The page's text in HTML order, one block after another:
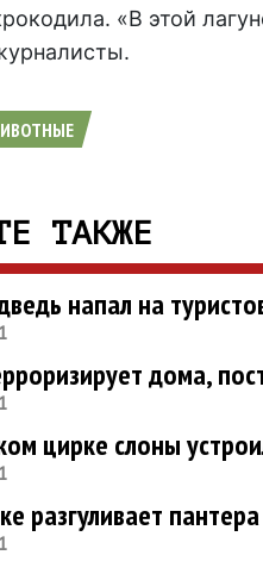
«В этой
ТАКЖЕ
напал на
дома,
цирке слоны
разгуливает пантера